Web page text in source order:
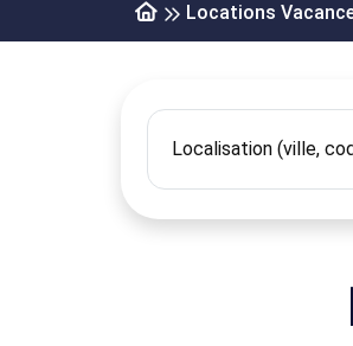
Locations